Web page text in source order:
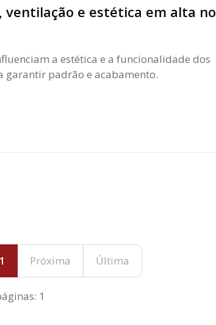
ventilação e estética em alta no
a estética e a funcionalidade dos
garantir padrão e acabamento.
1 Próxima Última
1